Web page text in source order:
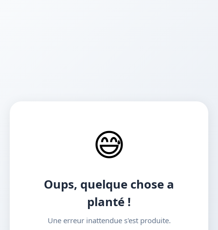
😅
Oups, quelque chose a
planté !
Une erreur inattendue s'est produite.